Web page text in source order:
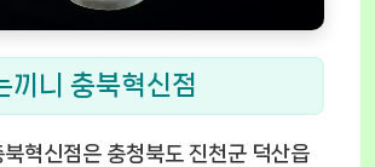
끼니 충북혁신점
북혁신점은 충청북도 진천군 덕산읍